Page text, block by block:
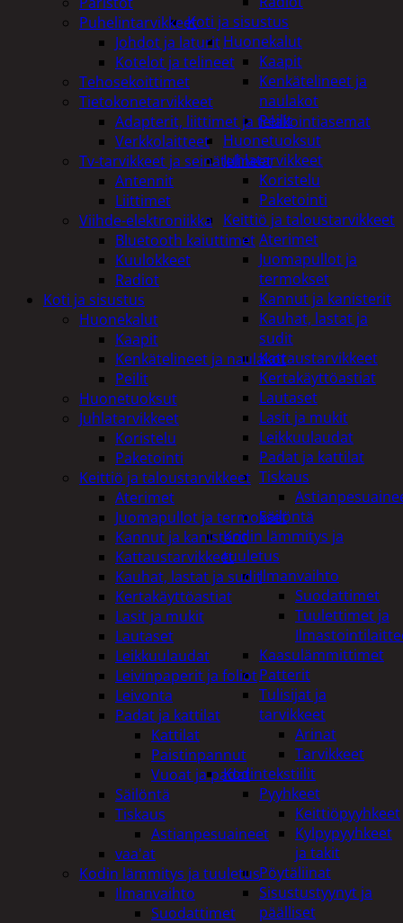
Koti ja sisustus
Huonekalut
Kaapit
Kenkätelineet ja
naulakot
Peilit
Huonetuoksut
Juhlatarvikkeet
Koristelu
Paketointi
Keittiö ja taloustarvikkeet
Aterimet
Juomapullot ja
termokset
Kannut ja kanisterit
Kauhat, lastat ja
sudit
Kattaustarvikkeet
Kertakäyttöastiat
Lautaset
Lasit ja mukit
Leikkuulaudat
Padat ja kattilat
Tiskaus
Säilöntä
Kodin lämmitys ja
tuuletus
Ilmanvaihto
Suodattimet
Tuulettimet ja
Kaasulämmittimet
Patterit
Tulisijat ja
tarvikkeet
Arinat
Tarvikkeet
Kodintekstiilit
Pyyhkeet
Keittiöpyyhkeet
Kylpypyyhkeet
ja takit
Pöytäliinat
Sisustustyynyt ja
päälliset
Puhelintarvikkeet
Johdot ja laturit
Kotelot ja telineet
Tehosekoittimet
Tietokonetarvikkeet
Adapterit, liittimet ja telakointiasemat
Verkkolaitteet
Tv-tarvikkeet ja seinätelineet
Antennit
Liittimet
Viihde-elektroniikka
Bluetooth kaiuttimet
Kuulokkeet
Radiot
Koti ja sisustus
Huonekalut
Kaapit
Kenkätelineet ja naulakot
Peilit
Huonetuoksut
Juhlatarvikkeet
Koristelu
Paketointi
Keittiö ja taloustarvikkeet
Aterimet
Juomapullot ja termokset
Kannut ja kanisterit
Kattaustarvikkeet
Kauhat, lastat ja sudit
Kertakäyttöastiat
Lasit ja mukit
Lautaset
Leikkuulaudat
Leivinpaperit ja foliot
Leivonta
Padat ja kattilat
Kattilat
Paistinpannut
Vuoat ja padat
Säilöntä
Tiskaus
Astianpesuaineet
vaa'at
Kodin lämmitys ja tuuletus
Ilmanvaihto
Suodattimet